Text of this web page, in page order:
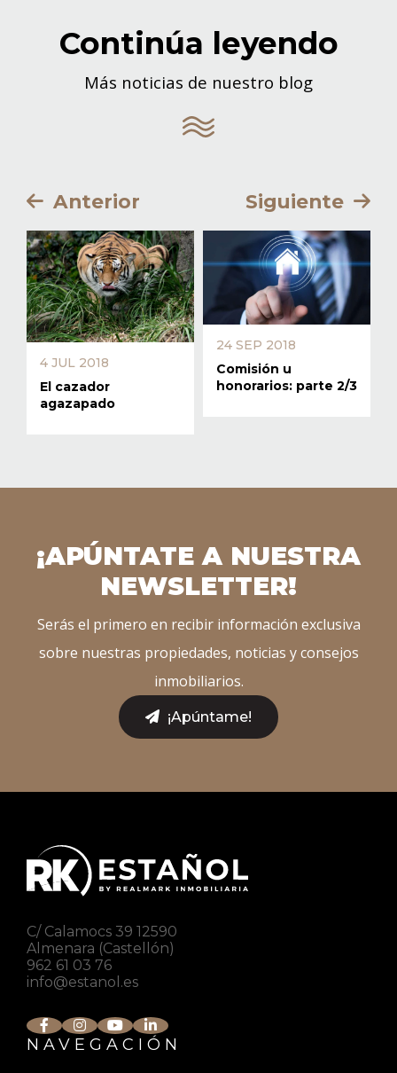
Continúa leyendo
Más noticias de nuestro blog
Anterior
4 JUL 2018
El cazador
agazapado
Siguiente
24 SEP 2018
Comisión u
honorarios: parte 2/3
¡APÚNTATE A NUESTRA
NEWSLETTER!
Serás el primero en recibir información exclusiva
sobre nuestras propiedades, noticias y consejos
inmobiliarios.
¡Apúntame!
C/ Calamocs 39 12590
Almenara (Castellón)
962 61 03 76
info@estanol.es
NAVEGACIÓN